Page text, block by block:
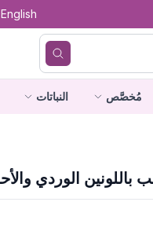
English
مُخصَّص النباتات